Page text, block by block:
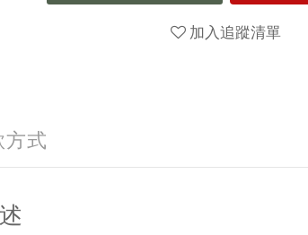
加入追蹤清單
式